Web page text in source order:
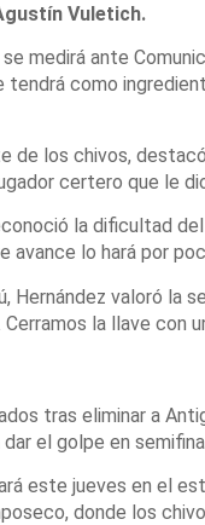
Vuletich.
se medirá ante
tendrá como
de los chivos,
certero que le
la dificultad
avance lo hará por
Hernández valoró la
la llave con
tras eliminar a
el golpe en
este jueves en el
donde los